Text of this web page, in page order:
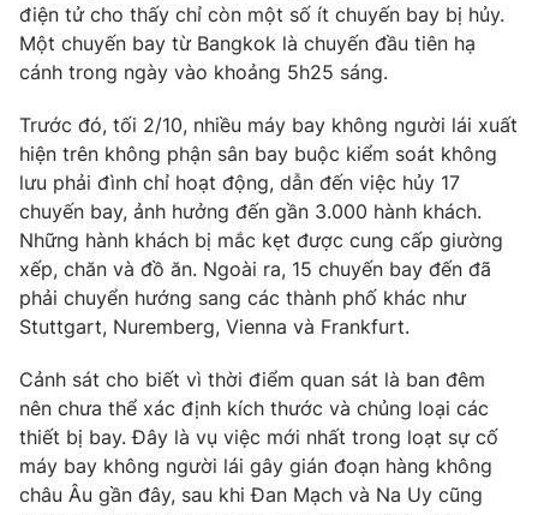
Tư vấn
Chuyên mục khác
Photo Infographic
Video Shorts video
VTV Money VTV Thể thao
VTV Sức khoẻ Bất động sản
Thị trường 24h Tấm lòng Việt
điện tử cho thấy chỉ còn một số ít chuyến bay bị hủy.
Một chuyến bay từ Bangkok là chuyến đầu tiên hạ
cánh trong ngày vào khoảng 5h25 sáng.
Trước đó, tối 2/10, nhiều máy bay không người lái xuất
hiện trên không phận sân bay buộc kiểm soát không
lưu phải đình chỉ hoạt động, dẫn đến việc hủy 17
chuyến bay, ảnh hưởng đến gần 3.000 hành khách.
Những hành khách bị mắc kẹt được cung cấp giường
xếp, chăn và đồ ăn. Ngoài ra, 15 chuyến bay đến đã
phải chuyển hướng sang các thành phố khác như
Stuttgart, Nuremberg, Vienna và Frankfurt.
Cảnh sát cho biết vì thời điểm quan sát là ban đêm
nên chưa thể xác định kích thước và chủng loại các
thiết bị bay. Đây là vụ việc mới nhất trong loạt sự cố
máy bay không người lái gây gián đoạn hàng không
châu Âu gần đây, sau khi Đan Mạch và Na Uy cũng